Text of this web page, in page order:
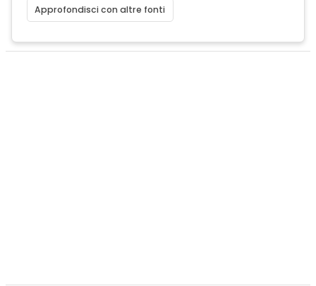
Approfondisci con altre fonti